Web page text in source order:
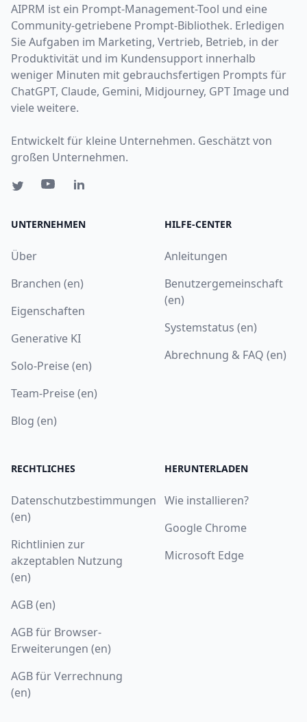
AIPRM ist ein Prompt-Management-Tool und eine
Community-getriebene Prompt-Bibliothek. Erledigen
Sie Aufgaben im Marketing, Vertrieb, Betrieb, in der
Produktivität und im Kundensupport innerhalb
weniger Minuten mit gebrauchsfertigen Prompts für
ChatGPT, Claude, Gemini, Midjourney, GPT Image und
viele weitere.
Entwickelt für kleine Unternehmen. Geschätzt von
großen Unternehmen.
UNTERNEHMEN
Über
Branchen (en)
Eigenschaften
Generative KI
Solo-Preise (en)
Team-Preise (en)
Blog (en)
HILFE-CENTER
Anleitungen
Benutzergemeinschaft
(en)
Systemstatus (en)
Abrechnung & FAQ (en)
RECHTLICHES
Datenschutzbestimmungen
(en)
Richtlinien zur
akzeptablen Nutzung
(en)
AGB (en)
AGB für Browser-
Erweiterungen (en)
AGB für Verrechnung
(en)
HERUNTERLADEN
Wie installieren?
Google Chrome
Microsoft Edge